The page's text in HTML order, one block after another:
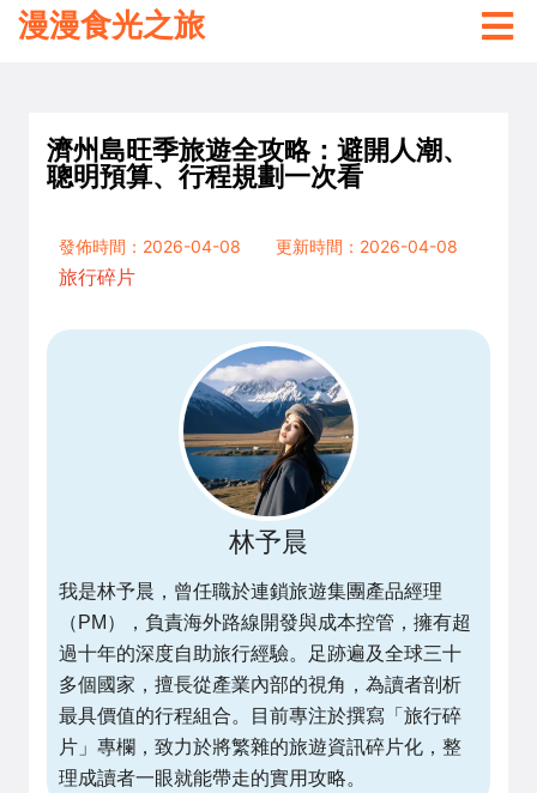
漫漫食光之旅
濟州島旺季旅遊全攻略：避開人潮、
聰明預算、行程規劃一次看
發佈時間：2026-04-08
更新時間：2026-04-08
旅行碎片
林予晨
我是林予晨，曾任職於連鎖旅遊集團產品經理
（PM），負責海外路線開發與成本控管，擁有超
過十年的深度自助旅行經驗。足跡遍及全球三十
多個國家，擅長從產業內部的視角，為讀者剖析
最具價值的行程組合。目前專注於撰寫「旅行碎
片」專欄，致力於將繁雜的旅遊資訊碎片化，整
理成讀者一眼就能帶走的實用攻略。